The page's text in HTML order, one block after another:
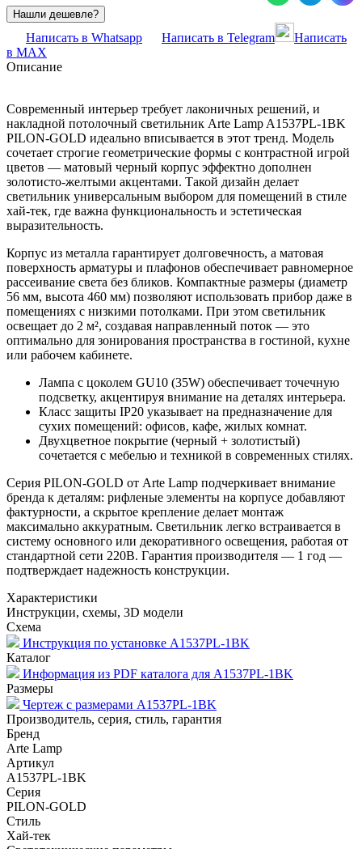
Написать в Whatsapp Написать в Telegram
Написать
в MAX
Описание
Современный интерьер требует лаконичных решений, и
накладной потолочный светильник Arte Lamp A1537PL-1BK
PILON-GOLD идеально вписывается в этот тренд. Модель
сочетает строгие геометрические формы с контрастной игрой
цветов — матовый черный корпус эффектно дополнен
золотисто-желтыми акцентами. Такой дизайн делает
светильник универсальным выбором для помещений в стиле
хай-тек, где важна функциональность и эстетическая
выразительность.
Корпус из металла гарантирует долговечность, а матовая
поверхность арматуры и плафонов обеспечивает равномерное
рассеивание света без бликов. Компактные размеры (диаметр
56 мм, высота 460 мм) позволяют использовать прибор даже в
помещениях с низкими потолками. При этом светильник
освещает до 2 м², создавая направленный поток — это
оптимально для зонирования пространства в гостиной, кухне
или рабочем кабинете.
Лампа с цоколем GU10 (35W) обеспечивает точечную
подсветку, акцентируя внимание на деталях интерьера.
Класс защиты IP20 указывает на предназначение для
сухих помещений: офисов, кафе, жилых комнат.
Двухцветное покрытие (черный + золотистый)
сочетается с мебелью и техникой в современных стилях.
Серия PILON-GOLD от Arte Lamp подчеркивает внимание
бренда к деталям: рифленые элементы на корпусе добавляют
фактурности, а скрытое крепление делает монтаж
максимально аккуратным. Светильник легко встраивается в
систему основного или декоративного освещения, работая от
стандартной сети 220В. Гарантия производителя — 1 год —
подтверждает надежность конструкции.
Характеристики
Инструкции, схемы, 3D модели
Схема
Инструкция по установке A1537PL-1BK
Каталог
Информация из PDF каталога для A1537PL-1BK
Размеры
Чертеж с размерами A1537PL-1BK
Производитель, серия, стиль, гарантия
Бренд
Arte Lamp
Артикул
A1537PL-1BK
Серия
PILON-GOLD
Стиль
Хай-тек